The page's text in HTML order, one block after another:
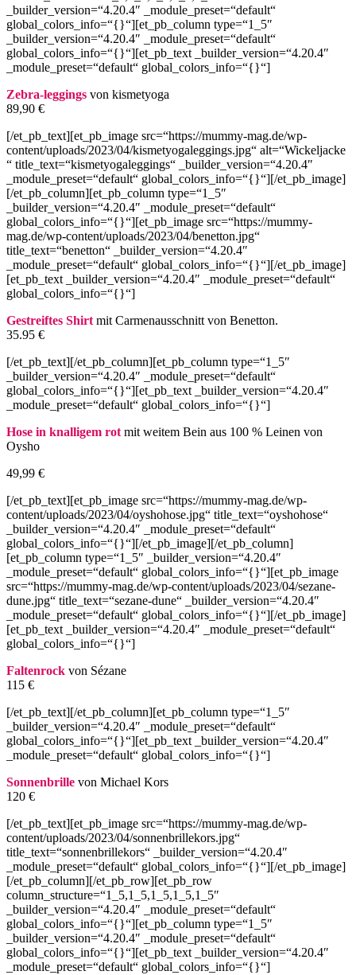
_builder_version=“4.20.4″ _module_preset=“default“
global_colors_info=“{}“][et_pb_column type=“1_5″
_builder_version=“4.20.4″ _module_preset=“default“
global_colors_info=“{}“][et_pb_text _builder_version=“4.20.4″
_module_preset=“default“ global_colors_info=“{}“]
Zebra-leggings von kismetyoga
89,90 €
[/et_pb_text][et_pb_image src=“https://mummy-mag.de/wp-
content/uploads/2023/04/kismetyogaleggings.jpg“ alt=“Wickeljacke
“ title_text=“kismetyogaleggings“ _builder_version=“4.20.4″
_module_preset=“default“ global_colors_info=“{}“][/et_pb_image]
[/et_pb_column][et_pb_column type=“1_5″
_builder_version=“4.20.4″ _module_preset=“default“
global_colors_info=“{}“][et_pb_image src=“https://mummy-
mag.de/wp-content/uploads/2023/04/benetton.jpg“
title_text=“benetton“ _builder_version=“4.20.4″
_module_preset=“default“ global_colors_info=“{}“][/et_pb_image]
[et_pb_text _builder_version=“4.20.4″ _module_preset=“default“
global_colors_info=“{}“]
Gestreiftes Shirt mit Carmenausschnitt von Benetton.
35.95 €
[/et_pb_text][/et_pb_column][et_pb_column type=“1_5″
_builder_version=“4.20.4″ _module_preset=“default“
global_colors_info=“{}“][et_pb_text _builder_version=“4.20.4″
_module_preset=“default“ global_colors_info=“{}“]
Hose in knalligem rot mit weitem Bein aus 100 % Leinen von
Oysho
49,99 €
[/et_pb_text][et_pb_image src=“https://mummy-mag.de/wp-
content/uploads/2023/04/oyshohose.jpg“ title_text=“oyshohose“
_builder_version=“4.20.4″ _module_preset=“default“
global_colors_info=“{}“][/et_pb_image][/et_pb_column]
[et_pb_column type=“1_5″ _builder_version=“4.20.4″
_module_preset=“default“ global_colors_info=“{}“][et_pb_image
src=“https://mummy-mag.de/wp-content/uploads/2023/04/sezane-
dune.jpg“ title_text=“sezane-dune“ _builder_version=“4.20.4″
_module_preset=“default“ global_colors_info=“{}“][/et_pb_image]
[et_pb_text _builder_version=“4.20.4″ _module_preset=“default“
global_colors_info=“{}“]
Faltenrock von Sézane
115 €
[/et_pb_text][/et_pb_column][et_pb_column type=“1_5″
_builder_version=“4.20.4″ _module_preset=“default“
global_colors_info=“{}“][et_pb_text _builder_version=“4.20.4″
_module_preset=“default“ global_colors_info=“{}“]
Sonnenbrille von Michael Kors
120 €
[/et_pb_text][et_pb_image src=“https://mummy-mag.de/wp-
content/uploads/2023/04/sonnenbrillekors.jpg“
title_text=“sonnenbrillekors“ _builder_version=“4.20.4″
_module_preset=“default“ global_colors_info=“{}“][/et_pb_image]
[/et_pb_column][/et_pb_row][et_pb_row
column_structure=“1_5,1_5,1_5,1_5,1_5″
_builder_version=“4.20.4″ _module_preset=“default“
global_colors_info=“{}“][et_pb_column type=“1_5″
_builder_version=“4.20.4″ _module_preset=“default“
global_colors_info=“{}“][et_pb_text _builder_version=“4.20.4″
_module_preset=“default“ global_colors_info=“{}“]